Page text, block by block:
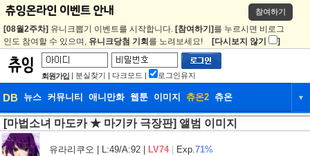
참여하기
[08월2주차] 유니크뽑기 이벤트를 시작합니다. [참여하기] 를 누르시면 비로그
인도 참여할 수 있으며, 유니크당첨 기회 를 노려보세요! [다시보지 않기 ]
회원가입 | 분실찾기 | 다크모드 | 로그인유지
DB 뉴스 커뮤니티 애니만화 웹툰 이미지 츄온2 츄온 ▼
DB 뉴스 커뮤니티
웹툰 이미지 츄온2
[마법소녀 마도카 ★ 마기카 극장판] 앨범 이미지
유라리쿠오 | L:49/A:92 | LV74 Exp.71%